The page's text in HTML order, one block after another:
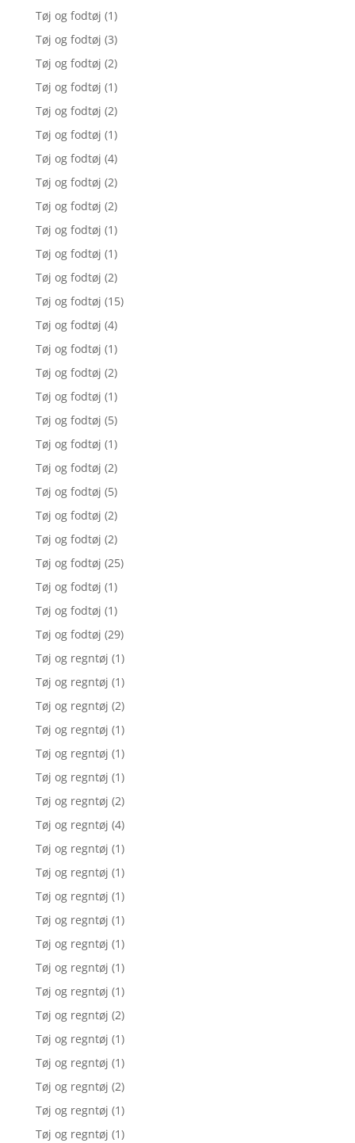
Tøj og fodtøj (1)
Tøj og fodtøj (3)
Tøj og fodtøj (2)
Tøj og fodtøj (1)
Tøj og fodtøj (2)
Tøj og fodtøj (1)
Tøj og fodtøj (4)
Tøj og fodtøj (2)
Tøj og fodtøj (2)
Tøj og fodtøj (1)
Tøj og fodtøj (1)
Tøj og fodtøj (2)
Tøj og fodtøj (15)
Tøj og fodtøj (4)
Tøj og fodtøj (1)
Tøj og fodtøj (2)
Tøj og fodtøj (1)
Tøj og fodtøj (5)
Tøj og fodtøj (1)
Tøj og fodtøj (2)
Tøj og fodtøj (5)
Tøj og fodtøj (2)
Tøj og fodtøj (2)
Tøj og fodtøj (25)
Tøj og fodtøj (1)
Tøj og fodtøj (1)
Tøj og fodtøj (29)
Tøj og regntøj (1)
Tøj og regntøj (1)
Tøj og regntøj (2)
Tøj og regntøj (1)
Tøj og regntøj (1)
Tøj og regntøj (1)
Tøj og regntøj (2)
Tøj og regntøj (4)
Tøj og regntøj (1)
Tøj og regntøj (1)
Tøj og regntøj (1)
Tøj og regntøj (1)
Tøj og regntøj (1)
Tøj og regntøj (1)
Tøj og regntøj (1)
Tøj og regntøj (2)
Tøj og regntøj (1)
Tøj og regntøj (1)
Tøj og regntøj (2)
Tøj og regntøj (1)
Tøj og regntøj (1)